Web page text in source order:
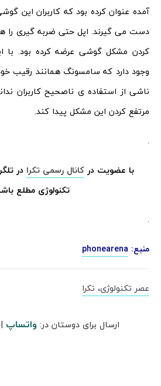
آمده عنوان کرده بود که کاربران این
دست می گیرند. اپل حتی ضربه گیری را
کردن مشکل گوشی عرضه کرده بود. با
وجود دارد که سامسونگ همانند رقیب
ناشی از استفاده ی ناصحیح کاربران
مرتفع کردن این مشکل پیدا کند.
.
با عضویت در کانال رسمی تکرا در
تکنولوژی مطلع
.
منبع: phonearena
عصر تکنولوژی، تکرا
ارسال برای دوستان در: واتساپ |